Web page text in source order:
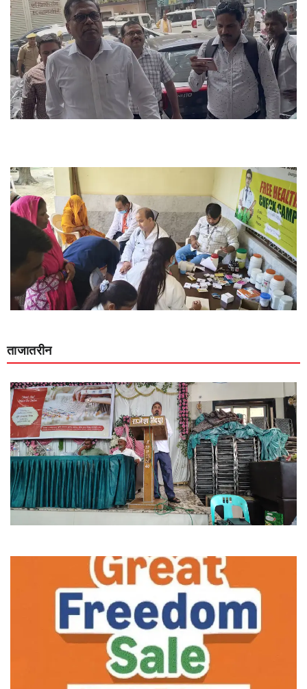
ताजातरीन